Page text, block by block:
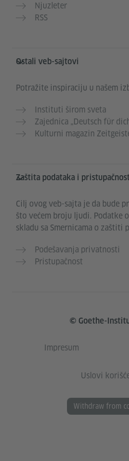
Njuzleter
RSS
Ostali veb-sajtovi
Potražite inspiraciju u našem
Instituti širom sveta
Zajednica „Deutsch für
Kulturni magazin
Zaštita podataka i
Cilj ovog veb-sajta je da bude
što većem broju ljudi. Podatke
skladu sa Smernicama o zaštiti
Podešavanja privatnosti
Pristupačnost
© Goethe-
Impresum
Uslovi
Withdraw from